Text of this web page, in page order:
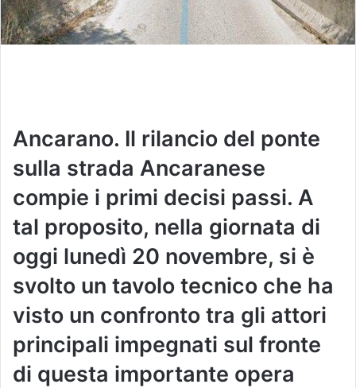
Ancarano. Il rilancio del ponte
sulla strada Ancaranese
compie i primi decisi passi. A
tal proposito, nella giornata di
oggi lunedì 20 novembre, si è
svolto un tavolo tecnico che ha
visto un confronto tra gli attori
principali impegnati sul fronte
di questa importante opera